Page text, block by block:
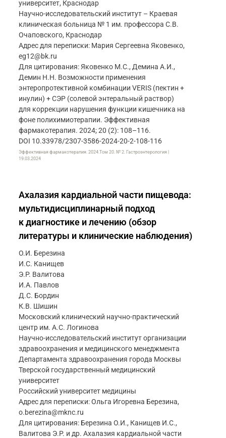
университет, Краснодар
Научно-исследовательский институт – Краевая
клиническая больница № 1 им. профессора С.В.
Очаповского, Краснодар
Адрес для переписки: Мария Сергеевна Яковенко,
eg12@bk.ru
Для цитирования: Яковенко М.С., Демина А.И.,
Демин Н.Н. Возможности применения
энтеропротективной комбинации VERIS (пектин +
инулин) + СЭР (солевой энтеральный раствор)
для коррекции нарушения функции кишечника на
фоне полихимиотерапии. Эффективная
фармакотерапия. 2024; 20 (2): 108–116.
DOI 10.33978/2307-3586-2024-20-2-108-116
Эффективная фармакотерапия. 2024.Том 20. № 2. Гастроэнтерология |
19.03.2024
Ахалазия кардиальной части пищевода:
мультидисциплинарный подход
к диагностике и лечению (обзор
литературы и клинические наблюдения)
О.И. Березина
И.С. Канищев
Э.Р. Валитова
И.А. Павлов
Д.С. Бордин
К.В. Шишин
Московский клинический научно-практический
центр им. А.С. Логинова
Научно-исследовательский институт организации
здравоохранения и медицинского менеджмента
Департамента здравоохранения города Москвы
Тверской государственный медицинский
университет
Российский университет медицины
Адрес для переписки: Ольга Игоревна Березина,
o.berezina@mknc.ru
Для цитирования: Березина О.И., Канищев И.С.,
Валитова Э.Р. и др. Ахалазия кардиальной части